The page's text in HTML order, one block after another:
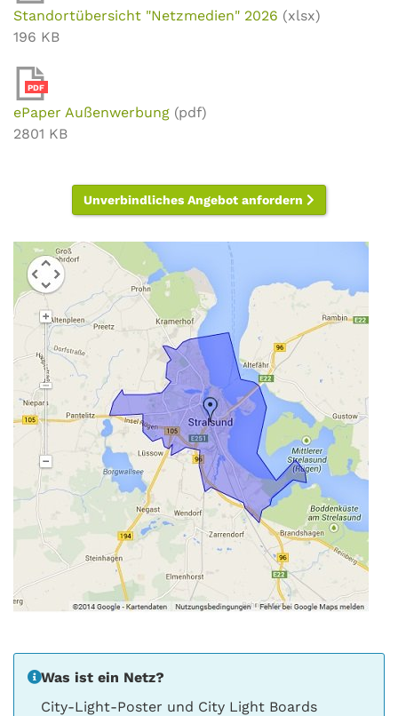
Standortübersicht "Netzmedien" 2026 (xlsx)
196 KB
PDF
ePaper Außenwerbung (pdf)
2801 KB
Unverbindliches Angebot anfordern
Was ist ein Netz?
City-Light-Poster und City Light Boards